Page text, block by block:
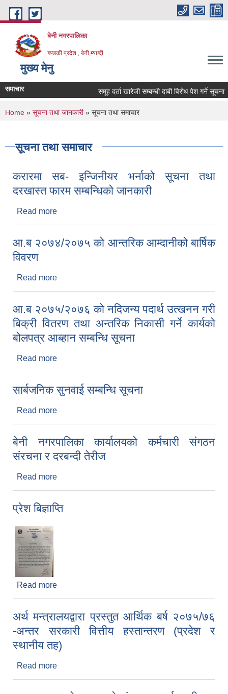
Skip to main content
बेनी नगरपालिका
गण्डकी प्रदेश , बेनी,म्याग्दी
मुख्य मेनु
समाचार समूह दर्ता खारेजी सम्बन्धी दाबी विरोध पेश गर्ने सूचना ।
You are here
Home » सूचना तथा जानकारी» सूचना तथा समाचार
सूचना तथा समाचार
करारमा सब- इन्जिनीयर भर्नाको सूचना तथा
दरखास्त फारम सम्बन्धिको जानकारी
Read more
आ.ब २०७४/२०७५ को आन्तरिक आम्दानीको बार्षिक
विवरण
Read more
आ.ब २०७५/२०७६ को नदिजन्य पदार्थ उत्खनन गरी
बिक्री वितरण तथा अन्तरिक निकासी गर्ने कार्यको
बोलपत्र आब्हान सम्बन्धि सूचना
Read more
सार्बजनिक सुनवाई सम्बन्धि सूचना
Read more
बेनी नगरपालिका कार्यालयको कर्मचारी संगठन
संरचना र दरबन्दी तेरीज
Read more
प्रेश बिज्ञाप्ति
Read more
अर्थ मन्त्रालयद्वारा प्रस्तुत आर्थिक बर्ष २०७५/७६
-अन्तर सरकारी वित्तीय हस्तान्तरण (प्रदेश र
स्थानीय तह)
Read more